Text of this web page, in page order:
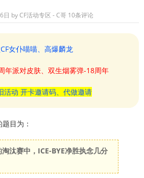
日 byCF活动专区 - C哥 10条评论
女仆喵喵、高爆麟龙
年派对皮肤、双生烟雾弹-18周年
活动 开卡邀请码、代做邀请
目为：
淘汰赛中，ICE-BYE净胜执念几分